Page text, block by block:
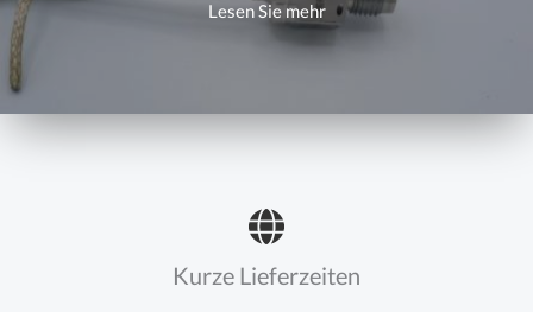
Lesen Sie mehr
Kurze Lieferzeiten